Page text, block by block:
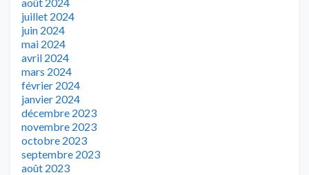
juillet 2024
juin 2024
mai 2024
avril 2024
mars 2024
février 2024
janvier 2024
décembre 2023
novembre 2023
octobre 2023
septembre 2023
août 2023